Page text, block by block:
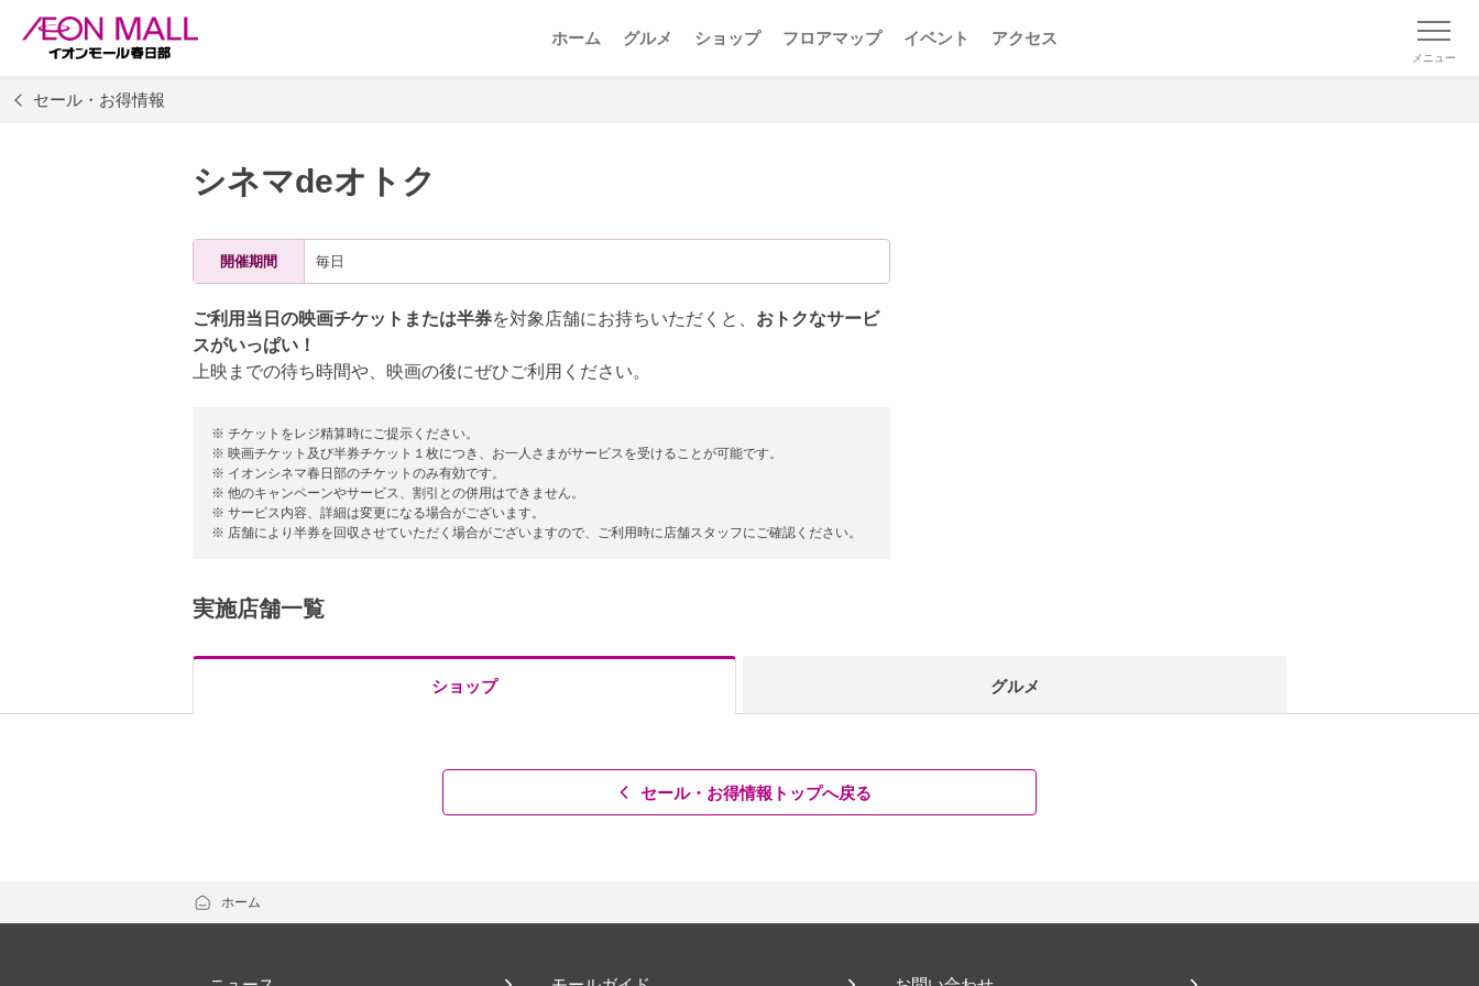
ホーム グルメ ショップ フロアマップ イベント アクセス
メニュー
セール・お得情報
シネマdeオトク
開催期間 毎日
ご利用当日の映画チケットまたは半券を対象店舗にお持ちいただくと、 おトクなサービ
スがいっぱい！
上映までの待ち時間や、映画の後にぜひご利用ください。
※ チケットをレジ精算時にご提示ください。
※ 映画チケット及び半券チケット１枚につき、お一人さまがサービスを受けることが可能です。
※ イオンシネマ春日部のチケットのみ有効です。
※ 他のキャンペーンやサービス、割引との併用はできません。
※ サービス内容、詳細は変更になる場合がございます。
※ 店舗により半券を回収させていただく場合がございますので、ご利用時に店舗スタッフにご確認ください。
実施店舗一覧
ショップ グルメ
セール・お得情報トップへ戻る
ホーム